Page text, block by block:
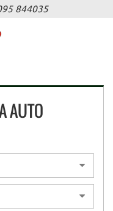
844035
AUTO